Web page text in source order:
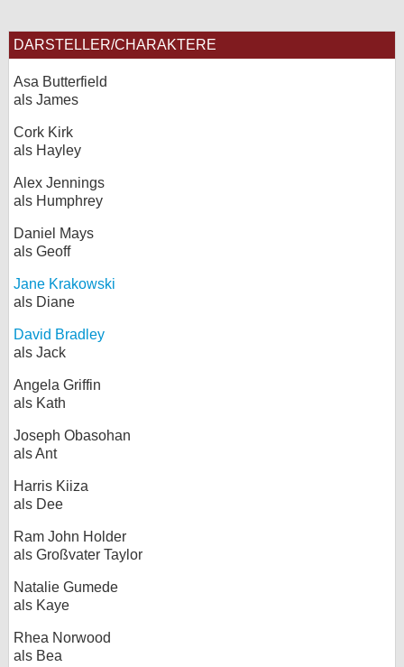
DARSTELLER/CHARAKTERE
Asa Butterfield
als James
Cork Kirk
als Hayley
Alex Jennings
als Humphrey
Daniel Mays
als Geoff
Jane Krakowski
als Diane
David Bradley
als Jack
Angela Griffin
als Kath
Joseph Obasohan
als Ant
Harris Kiiza
als Dee
Ram John Holder
als Großvater Taylor
Natalie Gumede
als Kaye
Rhea Norwood
als Bea